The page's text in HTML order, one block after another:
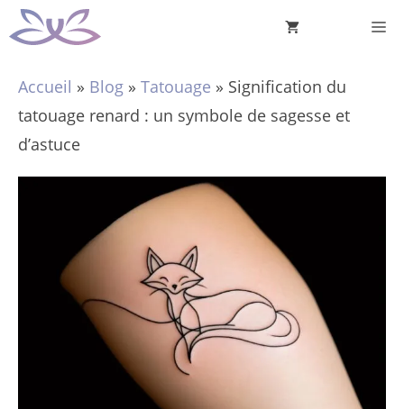
Aller
au
Accueil » Blog » Tatouage » Signification du
tatouage renard : un symbole de sagesse et
d’astuce